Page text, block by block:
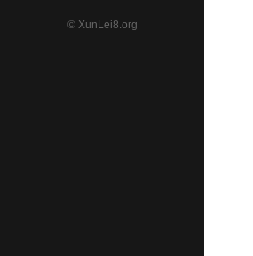
© XunLei8.org